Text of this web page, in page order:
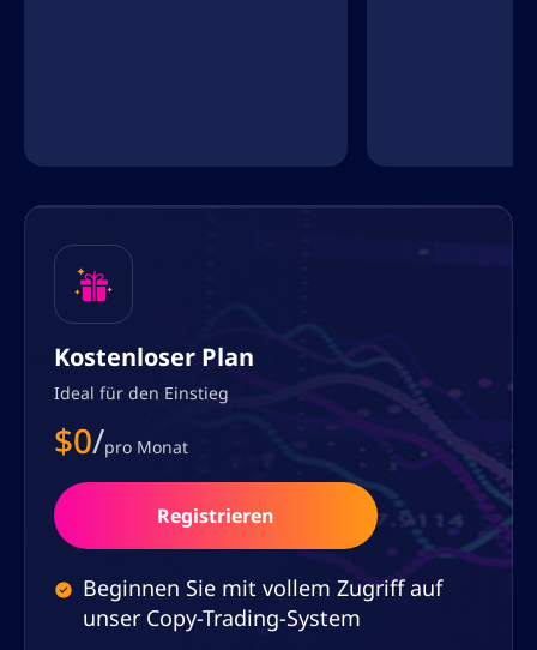
Kostenloser Plan
Ideal für den Einstieg
$0/pro Monat
Registrieren
Beginnen Sie mit vollem Zugriff auf
unser Copy-Trading-System